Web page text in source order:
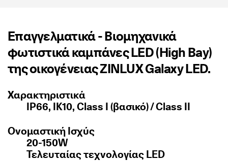
Επαγγελματικά - Βιομηχανικά
φωτιστικά καμπάνες LED (High Bay)
της οικογένειας ZINLUX Galaxy LED.
Χαρακτηριστικά
IP66, IK10, Class I (βασικό) / Class II
Ονομαστική Ισχύς
20-150W
Τελευταίας τεχνολογίας LED